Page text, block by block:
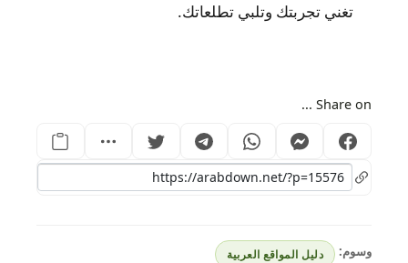
تغني تجربتك وتلبي تطلعاتك.
Share on ...
وسوم: دليل المواقع العربية